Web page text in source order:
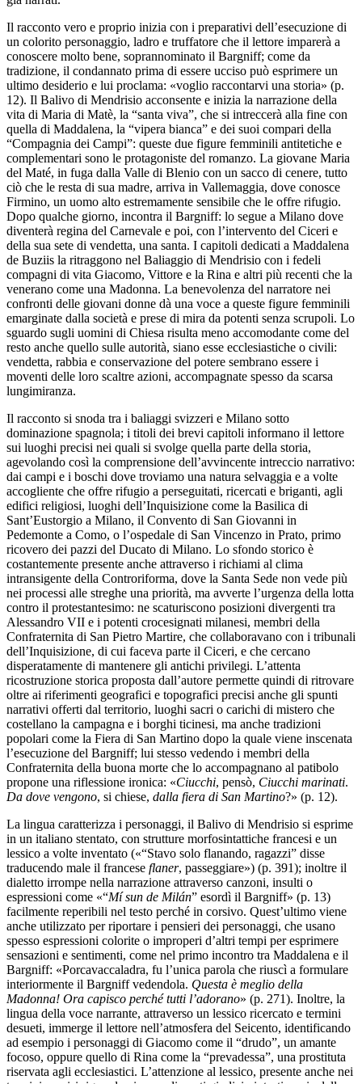
Il racconto vero e proprio inizia con i preparativi dell’esecuzione di
un colorito personaggio, ladro e truffatore che il lettore imparerà a
conoscere molto bene, soprannominato il Bargniff; come da
tradizione, il condannato prima di essere ucciso può esprimere un
ultimo desiderio e lui proclama: «voglio raccontarvi una storia» (p.
12). Il Balivo di Mendrisio acconsente e inizia la narrazione della
vita di Maria di Matè, la “santa viva”, che si intreccerà alla fine con
quella di Maddalena, la “vipera bianca” e dei suoi compari della
“Compagnia dei Campi”: queste due figure femminili antitetiche e
complementari sono le protagoniste del romanzo. La giovane Maria
del Maté, in fuga dalla Valle di Blenio con un sacco di cenere, tutto
ciò che le resta di sua madre, arriva in Vallemaggia, dove conosce
Firmino, un uomo alto estremamente sensibile che le offre rifugio.
Dopo qualche giorno, incontra il Bargniff: lo segue a Milano dove
diventerà regina del Carnevale e poi, con l’intervento del Ciceri e
della sua sete di vendetta, una santa. I capitoli dedicati a Maddalena
de Buziis la ritraggono nel Baliaggio di Mendrisio con i fedeli
compagni di vita Giacomo, Vittore e la Rina e altri più recenti che la
venerano come una Madonna. La benevolenza del narratore nei
confronti delle giovani donne dà una voce a queste figure femminili
emarginate dalla società e prese di mira da potenti senza scrupoli. Lo
sguardo sugli uomini di Chiesa risulta meno accomodante come del
resto anche quello sulle autorità, siano esse ecclesiastiche o civili:
vendetta, rabbia e conservazione del potere sembrano essere i
moventi delle loro scaltre azioni, accompagnate spesso da scarsa
lungimiranza.
Il racconto si snoda tra i baliaggi svizzeri e Milano sotto
dominazione spagnola; i titoli dei brevi capitoli informano il lettore
sui luoghi precisi nei quali si svolge quella parte della storia,
agevolando così la comprensione dell’avvincente intreccio narrativo:
dai campi e i boschi dove troviamo una natura selvaggia e a volte
accogliente che offre rifugio a perseguitati, ricercati e briganti, agli
edifici religiosi, luoghi dell’Inquisizione come la Basilica di
Sant’Eustorgio a Milano, il Convento di San Giovanni in
Pedemonte a Como, o l’ospedale di San Vincenzo in Prato, primo
ricovero dei pazzi del Ducato di Milano. Lo sfondo storico è
costantemente presente anche attraverso i richiami al clima
intransigente della Controriforma, dove la Santa Sede non vede più
nei processi alle streghe una priorità, ma avverte l’urgenza della lotta
contro il protestantesimo: ne scaturiscono posizioni divergenti tra
Alessandro VII e i potenti crocesignati milanesi, membri della
Confraternita di San Pietro Martire, che collaboravano con i tribunali
dell’Inquisizione, di cui faceva parte il Ciceri, e che cercano
disperatamente di mantenere gli antichi privilegi. L’attenta
ricostruzione storica proposta dall’autore permette quindi di ritrovare
oltre ai riferimenti geografici e topografici precisi anche gli spunti
narrativi offerti dal territorio, luoghi sacri o carichi di mistero che
costellano la campagna e i borghi ticinesi, ma anche tradizioni
popolari come la Fiera di San Martino dopo la quale viene inscenata
l’esecuzione del Bargniff; lui stesso vedendo i membri della
Confraternita della buona morte che lo accompagnano al patibolo
propone una riflessione ironica: «Ciucchi, pensò, Ciucchi marinati.
Da dove vengono, si chiese, dalla fiera di San Martino?» (p. 12).
La lingua caratterizza i personaggi, il Balivo di Mendrisio si esprime
in un italiano stentato, con strutture morfosintattiche francesi e un
lessico a volte inventato («“Stavo solo flanando, ragazzi” disse
traducendo male il francese flaner, passeggiare») (p. 391); inoltre il
dialetto irrompe nella narrazione attraverso canzoni, insulti o
espressioni come «“Mí sun de Milán” esordì il Bargniff» (p. 13)
facilmente reperibili nel testo perché in corsivo. Quest’ultimo viene
anche utilizzato per riportare i pensieri dei personaggi, che usano
spesso espressioni colorite o improperi d’altri tempi per esprimere
sensazioni e sentimenti, come nel primo incontro tra Maddalena e il
Bargniff: «Porcavaccaladra, fu l’unica parola che riuscì a formulare
interiormente il Bargniff vedendola. Questa è meglio della
Madonna! Ora capisco perché tutti l’adorano» (p. 271). Inoltre, la
lingua della voce narrante, attraverso un lessico ricercato e termini
desueti, immerge il lettore nell’atmosfera del Seicento, identificando
ad esempio i personaggi di Giacomo come il “drudo”, un amante
focoso, oppure quello di Rina come la “prevadessa”, una prostituta
riservata agli ecclesiastici. L’attenzione al lessico, presente anche nei